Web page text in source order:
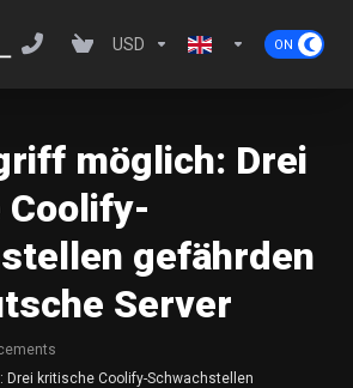
USD
möglich: Drei
gefährden
Server
Drei kritische Coolify-Schwachstellen